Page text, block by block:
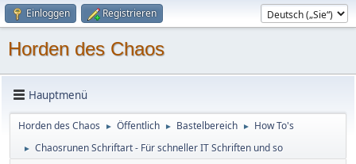
Einloggen Registrieren
Horden des Chaos
Hauptmenü
Horden des Chaos ► Öffentlich ► Bastelbereich ► How To's
► Chaosrunen Schriftart - Für schneller IT Schriften und so